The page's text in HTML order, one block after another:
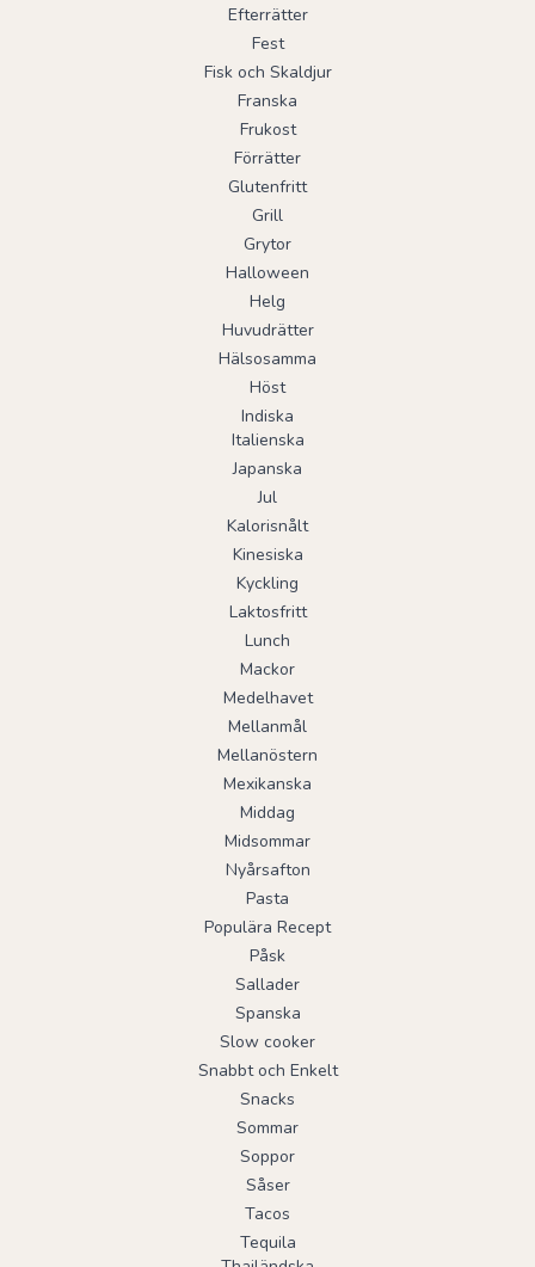
Efterrätter
Fest
Fisk och Skaldjur
Franska
Frukost
Förrätter
Glutenfritt
Grill
Grytor
Halloween
Helg
Huvudrätter
Hälsosamma
Höst
Indiska
Italienska
Japanska
Jul
Kalorisnålt
Kinesiska
Kyckling
Laktosfritt
Lunch
Mackor
Medelhavet
Mellanmål
Mellanöstern
Mexikanska
Middag
Midsommar
Nyårsafton
Pasta
Populära Recept
Påsk
Sallader
Spanska
Slow cooker
Snabbt och Enkelt
Snacks
Sommar
Soppor
Såser
Tacos
Tequila